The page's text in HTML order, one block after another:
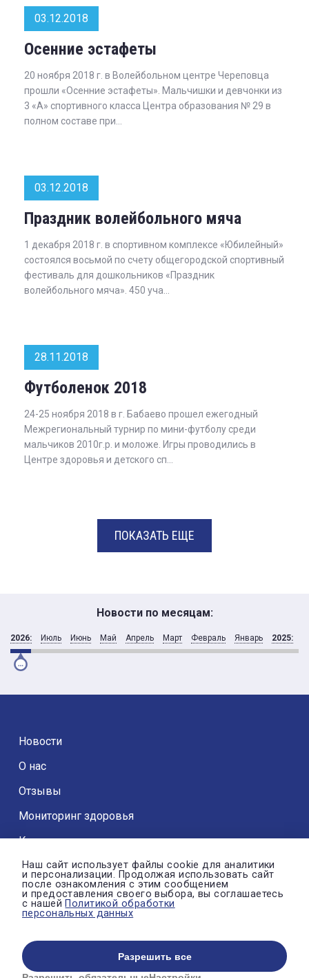
03.12.2018
Осенние эстафеты
20 ноября 2018 г. в Волейбольном центре Череповца
прошли «Осенние эстафеты». Мальчишки и девчонки из
3 «А» спортивного класса Центра образования № 29 в
полном составе при...
03.12.2018
Праздник волейбольного мяча
1 декабря 2018 г. в спортивном комплексе «Юбилейный»
состоялся восьмой по счету общегородской спортивный
фестиваль для дошкольников «Праздник
волейбольного мяча». 450 уча...
28.11.2018
Футболенок 2018
24-25 ноября 2018 в г. Бабаево прошел ежегодный
Межрегиональный турнир по мини-футболу среди
мальчиков 2010г.р. и моложе. Игры проводились в
Центре здоровья и детского сп...
ПОКАЗАТЬ ЕЩЕ
Новости по месяцам:
2026: Июль Июнь Май Апрель Март Февраль Январь 2025:
Новости
О нас
Отзывы
Мониторинг здоровья
Контакты
© Автономная некоммерческая организация «ДРОЗД»
Настройки cookie
Наш сайт использует файлы cookie для аналитики
и персонализации. Продолжая использовать сайт
после ознакомления с этим сообщением
и предоставления своего выбора, вы соглашаетесь
с нашей Политикой обработки
персональных данных
Разрешить все